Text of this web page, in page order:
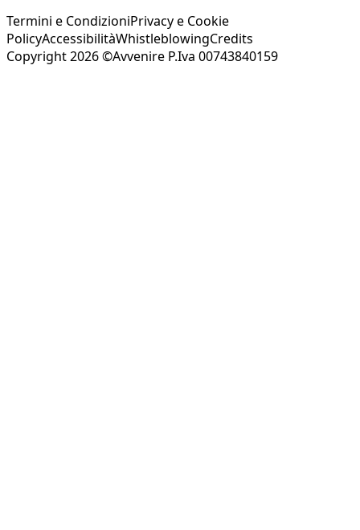
Termini e CondizioniPrivacy e Cookie
PolicyAccessibilitàWhistleblowingCredits
Copyright 2026 ©Avvenire P.Iva 00743840159